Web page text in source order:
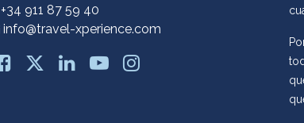
+34 911 87 59 40
info@travel-xperience.com